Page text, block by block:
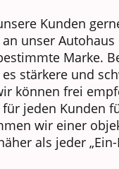
Kunden
unser Autohaus
Marke.
stärkere und
können frei
jeden Kunden
wir einer
als jeder